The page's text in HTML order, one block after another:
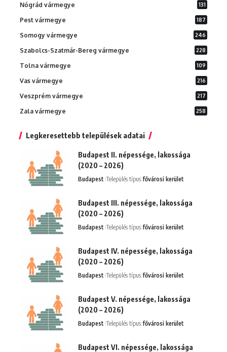
Nógrád vármegye 131
Pest vármegye 187
Somogy vármegye 246
Szabolcs-Szatmár-Bereg vármegye 228
Tolna vármegye 109
Vas vármegye 216
Veszprém vármegye 217
Zala vármegye 258
Legkeresettebb települések adatai
Budapest II. népessége, lakossága
(2020 – 2026)
Budapest Település típus:fővárosi kerület
Budapest III. népessége, lakossága
(2020 – 2026)
Budapest Település típus:fővárosi kerület
Budapest IV. népessége, lakossága
(2020 – 2026)
Budapest Település típus:fővárosi kerület
Budapest V. népessége, lakossága
(2020 – 2026)
Budapest Település típus:fővárosi kerület
Budapest VI. népessége, lakossága